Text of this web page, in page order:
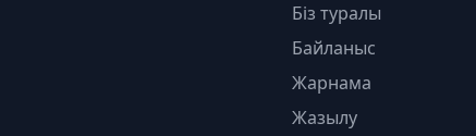
Біз туралы
Байланыс
Жарнама
Жазылу